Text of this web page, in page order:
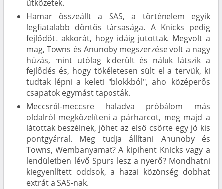
ütközetek.
Hamar összeállt a SAS, a történelem egyik
legfiatalabb döntős társasága. A Knicks pedig
fejlődött akkorát, hogy idáig jutottak. Megvolt a
mag, Towns és Anunoby megszerzése volt a nagy
húzás, mint utólag kiderült és náluk látszik a
fejlődés és, hogy tökéletesen sült el a tervük, ki
tudtak lépni a keleti "blokkból", ahol középerős
csapatok egymást taposták.
Meccsről-meccsre haladva próbálom más
oldalról megközelíteni a párharcot, meg majd a
látottak beszélnek, jöhet az első csörte egy jó kis
pontgyárral. Meg tudja állítani Anunoby és
Towns, Wembanyamat? A kipihent Knicks vagy a
lendületben lévő Spurs lesz a nyerő? Mondhatni
kiegyenlített oddsok, a hazai közönség dobhat
extrát a SAS-nak.